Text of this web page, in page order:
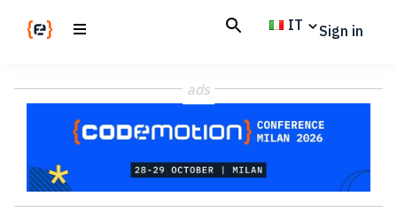
Magazine
code
IT Sign in
ads